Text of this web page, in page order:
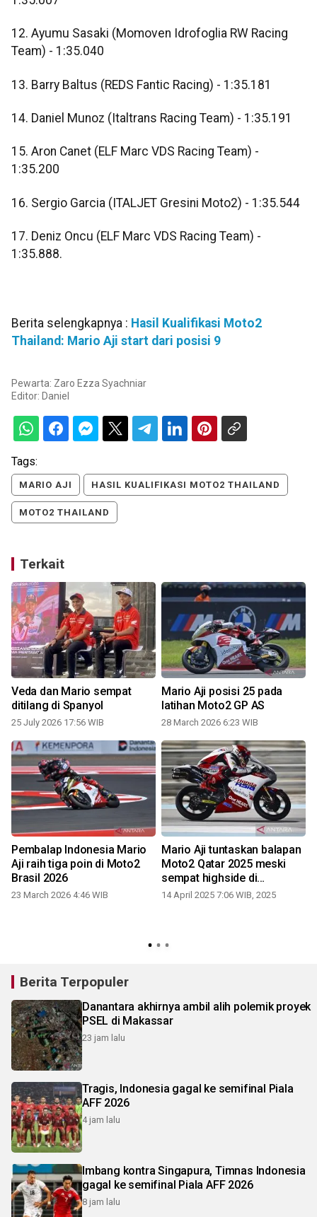
12. Ayumu Sasaki (Momoven Idrofoglia RW Racing
Team) - 1:35.040
13. Barry Baltus (REDS Fantic Racing) - 1:35.181
14. Daniel Munoz (Italtrans Racing Team) - 1:35.191
15. Aron Canet (ELF Marc VDS Racing Team) -
1:35.200
16. Sergio Garcia (ITALJET Gresini Moto2) - 1:35.544
17. Deniz Oncu (ELF Marc VDS Racing Team) -
1:35.888.
Berita selengkapnya : Hasil Kualifikasi Moto2
Thailand: Mario Aji start dari posisi 9
Pewarta: Zaro Ezza Syachniar
Editor: Daniel
Tags:
MARIO AJI HASIL KUALIFIKASI MOTO2 THAILAND
MOTO2 THAILAND
Terkait
Veda dan Mario sempat
ditilang di Spanyol
25 July 2026 17:56 WIB
Mario Aji posisi 25 pada
latihan Moto2 GP AS
28 March 2026 6:23 WIB
Pembalap Indonesia Mario
Aji raih tiga poin di Moto2
Brasil 2026
23 March 2026 4:46 WIB
Mario Aji tuntaskan balapan
Moto2 Qatar 2025 meski
sempat highside di
kualifikasi
14 April 2025 7:06 WIB, 2025
Berita Terpopuler
Danantara akhirnya ambil alih polemik proyek
PSEL di Makassar
23 jam lalu
Tragis, Indonesia gagal ke semifinal Piala
AFF 2026
4 jam lalu
Imbang kontra Singapura, Timnas Indonesia
gagal ke semifinal Piala AFF 2026
8 jam lalu